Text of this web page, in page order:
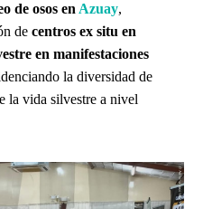
de osos en Azuay,
de centros ex situ en
en manifestaciones
la diversidad de
la vida silvestre a nivel